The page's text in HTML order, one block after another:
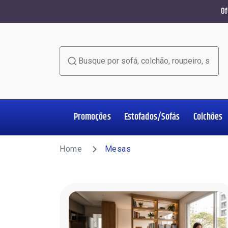
Home Office
Promoções Estofados/Sofás
Estofados/Sofás
Colchões
Colchões
Salas de Jantar
Poltronas
Racks e Painéis
Roupeiros
Complementos
Home Mesas